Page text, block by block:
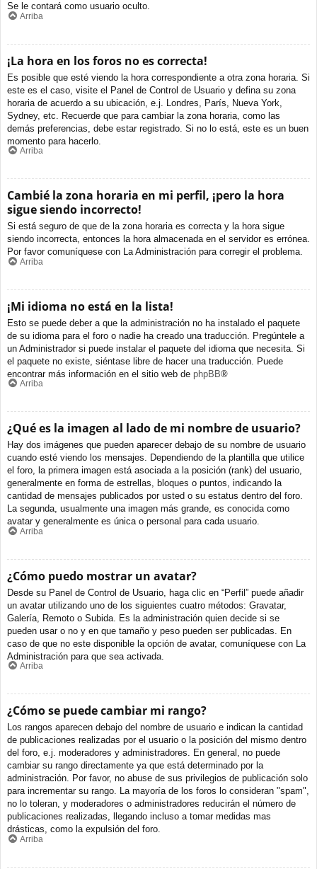
Se le contará como usuario oculto.
Arriba
¡La hora en los foros no es correcta!
Es posible que esté viendo la hora correspondiente a otra zona horaria. Si
este es el caso, visite el Panel de Control de Usuario y defina su zona
horaria de acuerdo a su ubicación, e.j. Londres, París, Nueva York,
Sydney, etc. Recuerde que para cambiar la zona horaria, como las
demás preferencias, debe estar registrado. Si no lo está, este es un buen
momento para hacerlo.
Arriba
Cambié la zona horaria en mi perfil, ¡pero la hora
sigue siendo incorrecto!
Si está seguro de que de la zona horaria es correcta y la hora sigue
siendo incorrecta, entonces la hora almacenada en el servidor es errónea.
Por favor comuníquese con La Administración para corregir el problema.
Arriba
¡Mi idioma no está en la lista!
Esto se puede deber a que la administración no ha instalado el paquete
de su idioma para el foro o nadie ha creado una traducción. Pregúntele a
un Administrador si puede instalar el paquete del idioma que necesita. Si
el paquete no existe, siéntase libre de hacer una traducción. Puede
encontrar más información en el sitio web de phpBB®
Arriba
¿Qué es la imagen al lado de mi nombre de usuario?
Hay dos imágenes que pueden aparecer debajo de su nombre de usuario
cuando esté viendo los mensajes. Dependiendo de la plantilla que utilice
el foro, la primera imagen está asociada a la posición (rank) del usuario,
generalmente en forma de estrellas, bloques o puntos, indicando la
cantidad de mensajes publicados por usted o su estatus dentro del foro.
La segunda, usualmente una imagen más grande, es conocida como
avatar y generalmente es única o personal para cada usuario.
Arriba
¿Cómo puedo mostrar un avatar?
Desde su Panel de Control de Usuario, haga clic en “Perfil” puede añadir
un avatar utilizando uno de los siguientes cuatro métodos: Gravatar,
Galería, Remoto o Subida. Es la administración quien decide si se
pueden usar o no y en que tamaño y peso pueden ser publicadas. En
caso de que no este disponible la opción de avatar, comuníquese con La
Administración para que sea activada.
Arriba
¿Cómo se puede cambiar mi rango?
Los rangos aparecen debajo del nombre de usuario e indican la cantidad
de publicaciones realizadas por el usuario o la posición del mismo dentro
del foro, e.j. moderadores y administradores. En general, no puede
cambiar su rango directamente ya que está determinado por la
administración. Por favor, no abuse de sus privilegios de publicación solo
para incrementar su rango. La mayoría de los foros lo consideran "spam",
no lo toleran, y moderadores o administradores reducirán el número de
publicaciones realizadas, llegando incluso a tomar medidas mas
drásticas, como la expulsión del foro.
Arriba